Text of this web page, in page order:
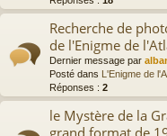
Recherche de
de l'Enigme de
Dernier message par
Posté dans L'Enigme de
Réponses : 2
le Mystère de la
grand format de